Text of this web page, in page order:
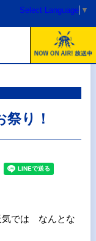
Select Language ▼
り！
気では なんとな